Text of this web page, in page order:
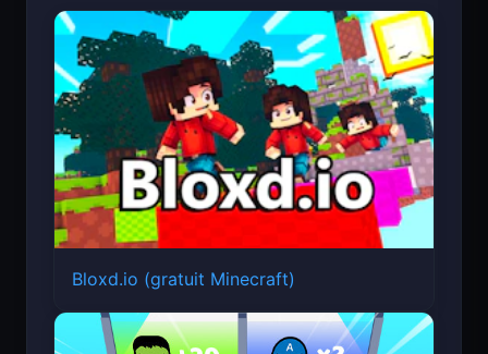
Bloxd.io (gratuit Minecraft)